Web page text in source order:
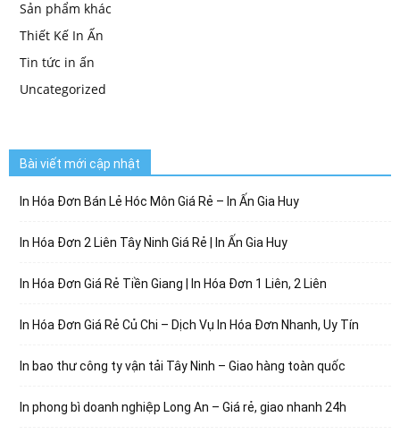
Sản phẩm khác
Thiết Kế In Ấn
Tin tức in ấn
Uncategorized
Bài viết mới cập nhật
In Hóa Đơn Bán Lẻ Hóc Môn Giá Rẻ – In Ấn Gia Huy
In Hóa Đơn 2 Liên Tây Ninh Giá Rẻ | In Ấn Gia Huy
In Hóa Đơn Giá Rẻ Tiền Giang | In Hóa Đơn 1 Liên, 2 Liên
In Hóa Đơn Giá Rẻ Củ Chi – Dịch Vụ In Hóa Đơn Nhanh, Uy Tín
In bao thư công ty vận tải Tây Ninh – Giao hàng toàn quốc
In phong bì doanh nghiệp Long An – Giá rẻ, giao nhanh 24h